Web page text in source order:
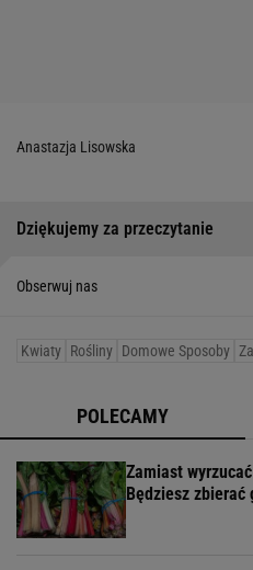
Anastazja Lisowska
Dziękujemy za przeczytanie
Obserwuj nas
Kwiaty Rośliny Domowe Sposoby
POLECAMY
Zamiast
Będziesz zbierać